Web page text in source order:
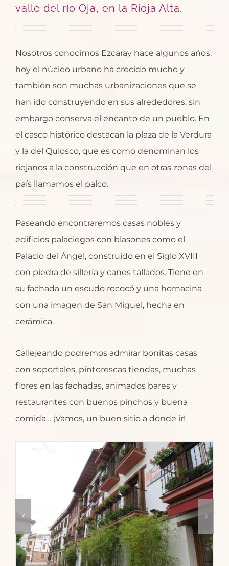
valle del río Oja, en la Rioja Alta.
Nosotros conocimos Ezcaray hace algunos años,
hoy el núcleo urbano ha crecido mucho y
también son muchas urbanizaciones que se
han ido construyendo en sus alrededores, sin
embargo conserva el encanto de un pueblo. En
el casco histórico destacan la plaza de la Verdura
y la del Quiosco, que es como denominan los
riojanos a la construcción que en otras zonas del
país llamamos el palco.
Paseando encontraremos casas nobles y
edificios palaciegos con blasones como el
Palacio del Ángel, construido en el Siglo XVIII
con piedra de sillería y canes tallados. Tiene en
su fachada un escudo rococó y una hornacina
con una imagen de San Miguel, hecha en
cerámica.
Callejeando podremos admirar bonitas casas
con soportales, pintorescas tiendas, muchas
flores en las fachadas, animados bares y
restaurantes con buenos pinchos y buena
comida… ¡Vamos, un buen sitio a donde ir!